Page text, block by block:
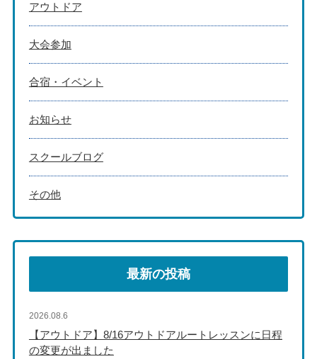
アウトドア
大会参加
合宿・イベント
お知らせ
スクールブログ
その他
最新の投稿
【アウトドア】8/16アウトドアルートレッスンに日程
の変更が出ました
2026.08.6